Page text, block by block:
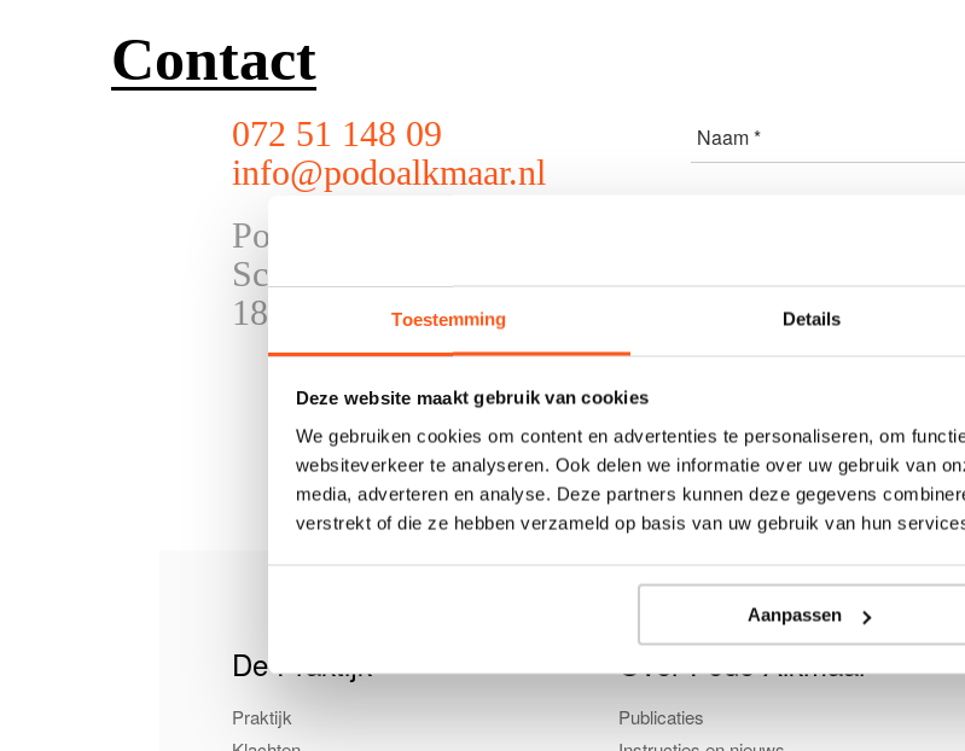
Toestemming Details
Deze website maakt gebruik van cookies
We gebruiken cookies om content en advertenties te personaliseren, om
websiteverkeer te analyseren. Ook delen we informatie over uw gebruik van
media, adverteren en analyse. Deze partners kunnen deze gegevens
verstrekt of die ze hebben verzameld op basis van uw gebruik van hun
Aanpassen
Contact
072 51 148 09
info@podoalkmaar.nl
Podocentrum Alkmaar
Schoumanlaan 1
1816 NS Alkmaar
Naam *
De Praktijk
Praktijk
Over Podo Alkmaar
Publicaties